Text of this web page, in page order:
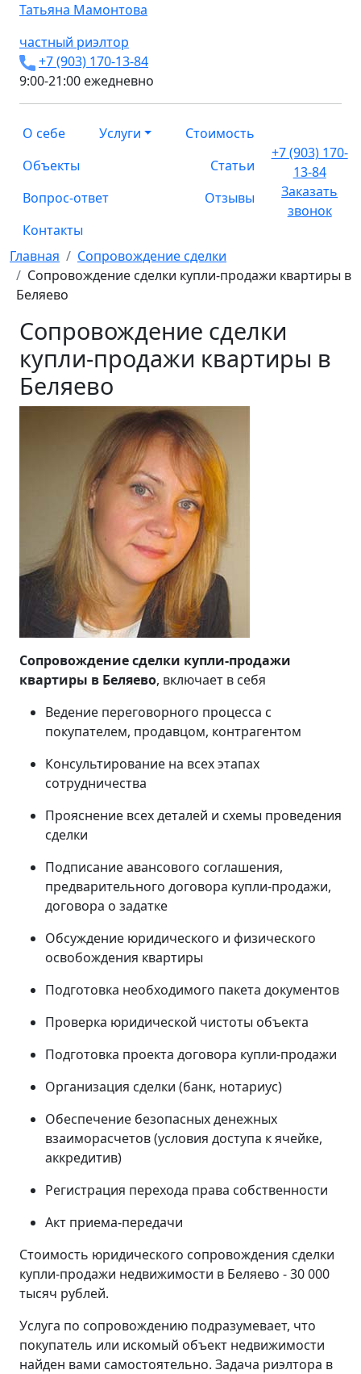
Татьяна Мамонтова
частный риэлтор
+7 (903) 170-13-84
9:00-21:00 ежедневно
О себе Услуги
Стоимость
Объекты
Статьи
Вопрос-ответ
Отзывы
Контакты
+7 (903) 170-
13-84
Заказать
звонок
Главная
Сопровождение сделки
Сопровождение сделки купли-продажи квартиры в
Беляево
Сопровождение сделки
купли-продажи квартиры в
Беляево
Сопровождение сделки купли-продажи
квартиры в Беляево, включает в себя
Ведение переговорного процесса с
покупателем, продавцом, контрагентом
Консультирование на всех этапах
сотрудничества
Прояснение всех деталей и схемы проведения
сделки
Подписание авансового соглашения,
предварительного договора купли-продажи,
договора о задатке
Обсуждение юридического и физического
освобождения квартиры
Подготовка необходимого пакета документов
Проверка юридической чистоты объекта
Подготовка проекта договора купли-продажи
Организация сделки (банк, нотариус)
Обеспечение безопасных денежных
взаиморасчетов (условия доступа к ячейке,
аккредитив)
Регистрация перехода права собственности
Акт приема-передачи
Стоимость юридического сопровождения сделки
купли-продажи недвижимости в Беляево - 30 000
тысяч рублей.
Услуга по сопровождению подразумевает, что
покупатель или искомый объект недвижимости
найден вами самостоятельно. Задача риэлтора в